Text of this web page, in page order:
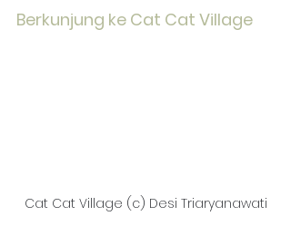
Berkunjung ke Cat Cat Village
Cat Cat Village (c) Desi Triaryanawati